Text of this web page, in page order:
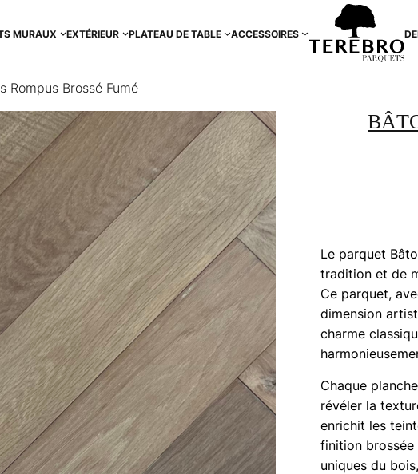
MURAUX EXTÉRIEUR PLATEAU DE TABLE ACCESSOIRES
Rompus Brossé Fumé
Le parquet
tradition et de
Ce parquet,
dimension
charme
Chaque
révéler la
enrichit les
finition brossée
uniques du